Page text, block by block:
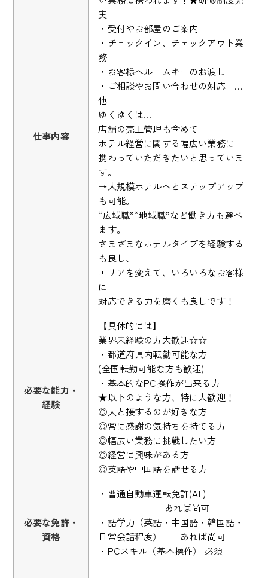
仕事内容
実
・受付やお部屋のご案内
・チェックイン、チェックアウト業
務
・お客様へルームキーのお渡し
・ご相談やお問い合わせの対応 …
他
ゆくゆくは…
店舗の売上管理も含めて
ホテル経営に関する幅広い業務に
携わっていただきたいと思っていま
す。
→大規模ホテルへとステップアップ
も可能。
“広域職”“地域職”など働き方も選べ
ます。
さまざまなホテルタイプを経験する
も良し、
エリアを変えて、いろいろなお客様
に
対応できる力を磨くも良しです！
必要な能力・
経験
【具体的には】
業界未経験の方大歓迎☆☆
・都道府県内転勤可能な方
(全国転勤可能な方も歓迎)
・基本的なPC操作が出来る方
★以下のような方、特に大歓迎！
◎人と接するのが好きな方
◎常に感謝の気持ちを持てる方
◎幅広い業務に挑戦したい方
◎経営に興味がある方
◎英語や中国語を話せる方
必要な免許・
資格
・普通自動車運転免許(AT)
あれば尚可
・語学力（英語・中国語・韓国語・
日常会話程度） あれば尚可
・PCスキル（基本操作） 必須